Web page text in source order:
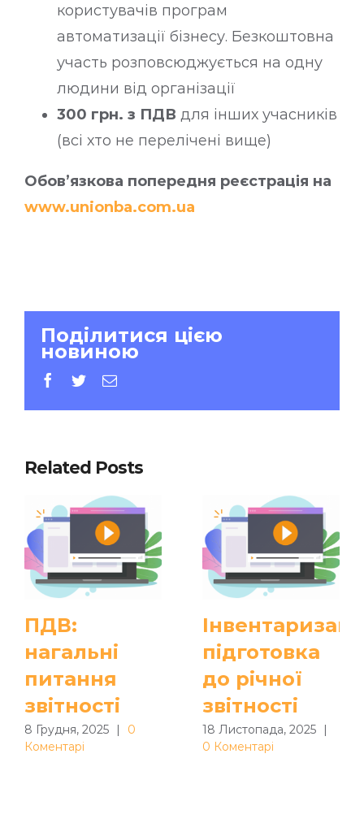
користувачів програм
автоматизації бізнесу. Безкоштовна
участь розповсюджується на одну
людини від організації
300 грн. з ПДВ для інших учасників
(всі хто не перелічені вище)
Обов’язкова попередня реєстрація на
www.unionba.com.ua
Поділитися цією
новиною
facebook
twitterE-
Related Posts
ПДВ:
нагальні
питання
звітності
8 Грудня, 2025 |
0
Коментарі
підготовка
до річної
звітності
18 Листопада, 2025
|
0 Коментарі